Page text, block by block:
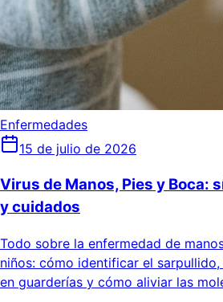
Enfermedades
15 de julio de 2026
Virus de Manos, Pies y Boca:
y cuidados
Todo sobre la enfermedad de
niños: cómo identificar el
en guarderías y cómo aliviar las